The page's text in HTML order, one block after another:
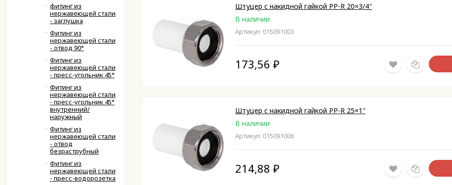
фитинг из
нержавеющей стали
- заглушка
Фитинг из
нержавеющей стали
- отвод 90°
Фитинг из
нержавеющей стали
- пресс-угольник 45°
Фитинг из
нержавеющей стали
- пресс-угольник 45°
внутренний/
наружный
Фитинг из
нержавеющей стали
- отвод
безраструбный
Фитинг из
нержавеющей стали
- пресс-водорозетка
Штуцер с накидной гайкой PP-R 20×3/4″
В наличии
Артикул: 015091003
173,56 ₽
Штуцер с накидной гайкой PP-R 25×1″
В наличии
Артикул: 015091006
214,88 ₽